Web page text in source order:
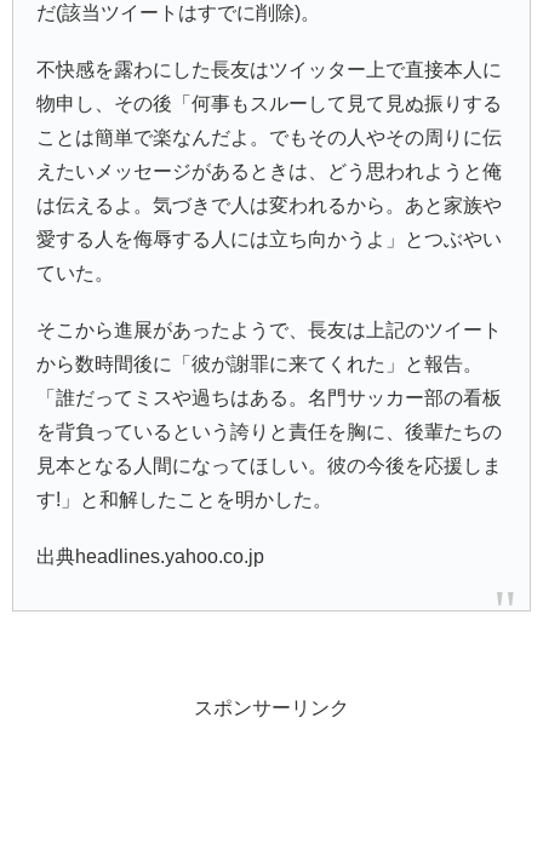
だ(該当ツイートはすでに削除)。
不快感を露わにした長友はツイッター上で直接本人に
物申し、その後「何事もスルーして見て見ぬ振りする
ことは簡単で楽なんだよ。でもその人やその周りに伝
えたいメッセージがあるときは、どう思われようと俺
は伝えるよ。気づきで人は変われるから。あと家族や
愛する人を侮辱する人には立ち向かうよ」とつぶやい
ていた。
そこから進展があったようで、長友は上記のツイート
から数時間後に「彼が謝罪に来てくれた」と報告。
「誰だってミスや過ちはある。名門サッカー部の看板
を背負っているという誇りと責任を胸に、後輩たちの
見本となる人間になってほしい。彼の今後を応援しま
す!」と和解したことを明かした。
出典headlines.yahoo.co.jp
スポンサーリンク